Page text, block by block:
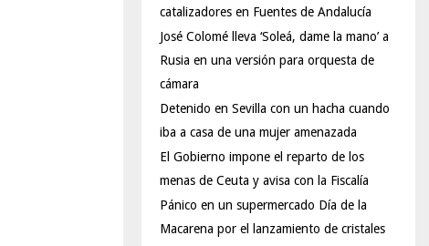
catalizadores en Fuentes de Andalucía
José Colomé lleva ‘Soleá, dame la mano’ a
Rusia en una versión para orquesta de
cámara
Detenido en Sevilla con un hacha cuando
iba a casa de una mujer amenazada
El Gobierno impone el reparto de los
menas de Ceuta y avisa con la Fiscalía
Pánico en un supermercado Día de la
Macarena por el lanzamiento de cristales